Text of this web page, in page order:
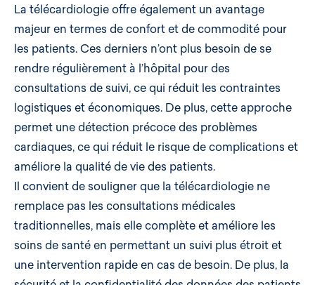
La télécardiologie offre également un avantage
majeur en termes de confort et de commodité pour
les patients. Ces derniers n’ont plus besoin de se
rendre régulièrement à l’hôpital pour des
consultations de suivi, ce qui réduit les contraintes
logistiques et économiques. De plus, cette approche
permet une détection précoce des problèmes
cardiaques, ce qui réduit le risque de complications et
améliore la qualité de vie des patients.
Il convient de souligner que la télécardiologie ne
remplace pas les consultations médicales
traditionnelles, mais elle complète et améliore les
soins de santé en permettant un suivi plus étroit et
une intervention rapide en cas de besoin. De plus, la